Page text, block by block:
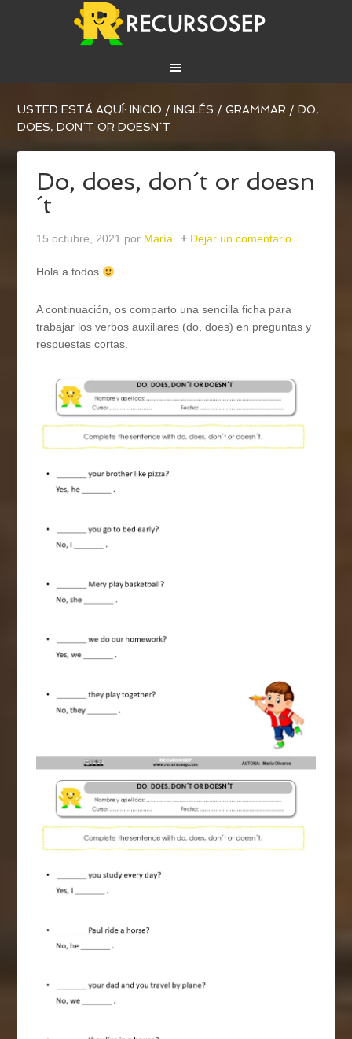
USTED ESTÁ AQUÍ:INICIO / INGLÉS / GRAMMAR / DO,
DOES, DON´T OR DOESN´T
Do, does, don´t or doesn
´t
15 octubre, 2021 por María Dejar un comentario
Hola a todos
A continuación, os comparto una sencilla ficha para
trabajar los verbos auxiliares (do, does) en preguntas y
respuestas cortas.